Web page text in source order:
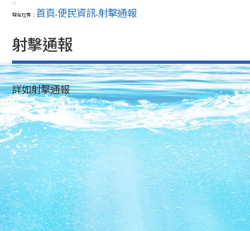
:::
現在位置： 首頁>便民資訊>射擊通報
射擊通報
詳如射擊通報